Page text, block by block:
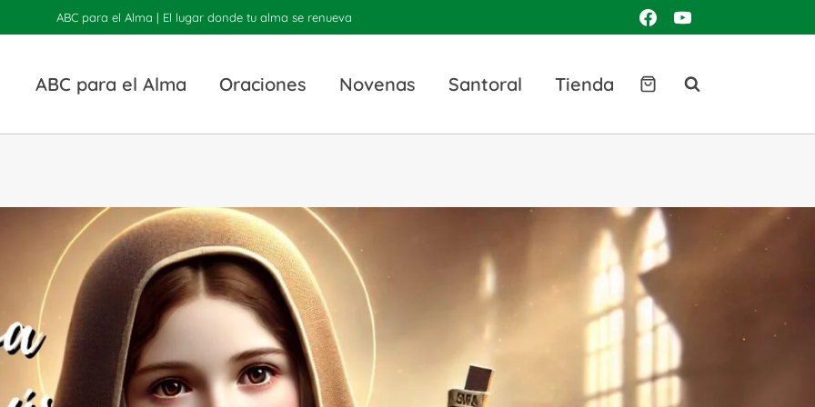
ABC para el Alma | El lugar donde tu alma se renueva
ABC para el Alma Oraciones Novenas Santoral Tienda